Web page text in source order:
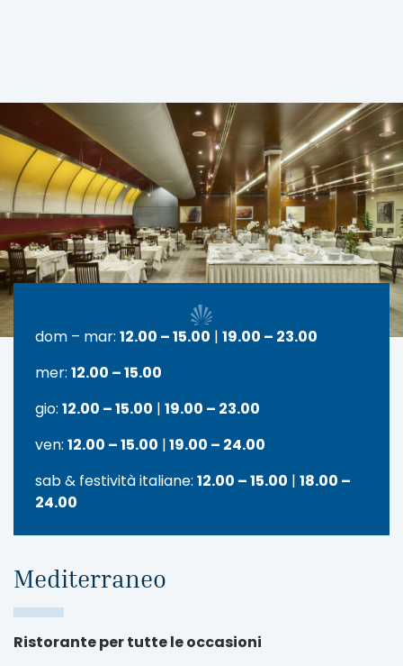
dom – mar: 12.00 – 15.00 | 19.00 – 23.00
mer: 12.00 – 15.00
gio: 12.00 – 15.00 | 19.00 – 23.00
ven: 12.00 – 15.00 |19.00 – 24.00
sab & festività italiane: 12.00 – 15.00 | 18.00 –
24.00
Mediterraneo
Ristorante per tutte le occasioni